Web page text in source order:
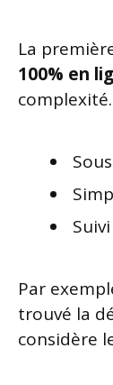
La
100% en
Par
trouvé la
considère